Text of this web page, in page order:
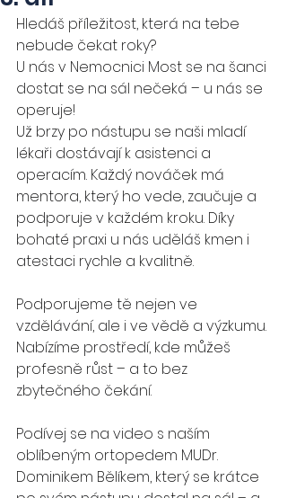
Hledáš příležitost, která na tebe
nebude čekat roky?
U nás v Nemocnici Most se na šanci
dostat se na sál nečeká – u nás se
operuje!
Už brzy po nástupu se naši mladí
lékaři dostávají k asistenci a
operacím. Každý nováček má
mentora, který ho vede, zaučuje a
podporuje v každém kroku. Díky
bohaté praxi u nás uděláš kmen i
atestaci rychle a kvalitně.
Podporujeme tě nejen ve
vzdělávání, ale i ve vědě a výzkumu.
Nabízíme prostředí, kde můžeš
profesně růst – a to bez
zbytečného čekání.
Podívej se na video s naším
oblíbeným ortopedem MUDr.
Dominikem Bělíkem, který se krátce